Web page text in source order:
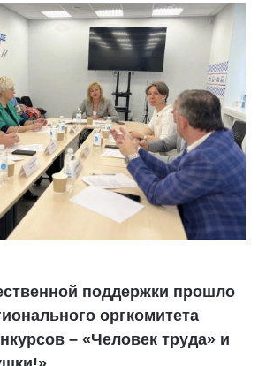
поддержки прошло
оргкомитета
– «Человек труда» и